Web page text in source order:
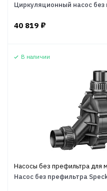
Циркуляционный насос
40 819 ₽
В наличии
Насосы без префильтра для
Насос без префильтра